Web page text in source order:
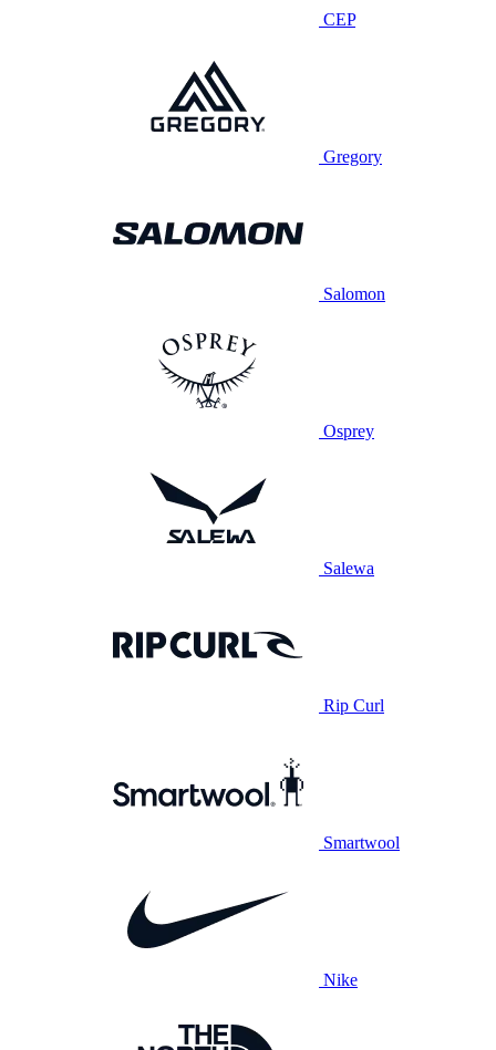
CEP
Gregory
Salomon
Osprey
Salewa
Rip Curl
Smartwool
Nike